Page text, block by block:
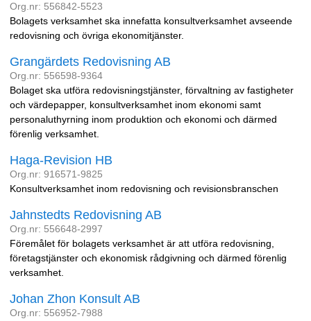
Org.nr: 556842-5523
Bolagets verksamhet ska innefatta konsultverksamhet avseende
redovisning och övriga ekonomitjänster.
Grangärdets Redovisning AB
Org.nr: 556598-9364
Bolaget ska utföra redovisningstjänster, förvaltning av fastigheter
och värdepapper, konsultverksamhet inom ekonomi samt
personaluthyrning inom produktion och ekonomi och därmed
förenlig verksamhet.
Haga-Revision HB
Org.nr: 916571-9825
Konsultverksamhet inom redovisning och revisionsbranschen
Jahnstedts Redovisning AB
Org.nr: 556648-2997
Föremålet för bolagets verksamhet är att utföra redovisning,
företagstjänster och ekonomisk rådgivning och därmed förenlig
verksamhet.
Johan Zhon Konsult AB
Org.nr: 556952-7988